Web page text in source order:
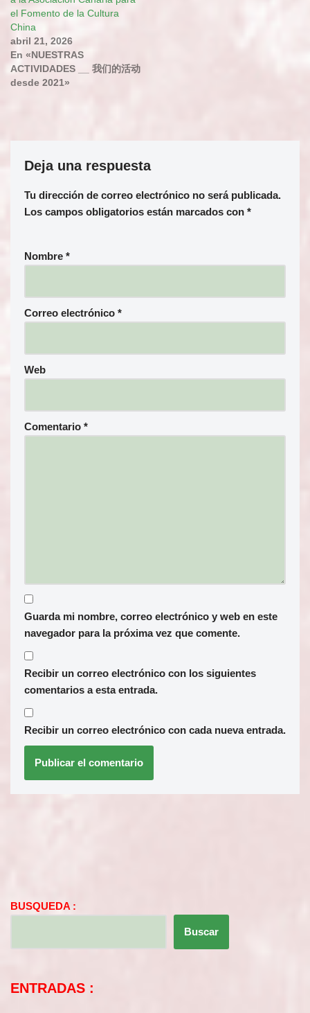
el Fomento de la Cultura
China
abril 21, 2026
En «NUESTRAS
ACTIVIDADES __ 我们的活动
desde 2021»
Deja una respuesta
Tu dirección de correo electrónico no será publicada.
Los campos obligatorios están marcados con *
Nombre *
Correo electrónico *
Web
Comentario *
Guarda mi nombre, correo electrónico y web en este
navegador para la próxima vez que comente.
Recibir un correo electrónico con los siguientes
comentarios a esta entrada.
Recibir un correo electrónico con cada nueva entrada.
BUSQUEDA :
Buscar
ENTRADAS :